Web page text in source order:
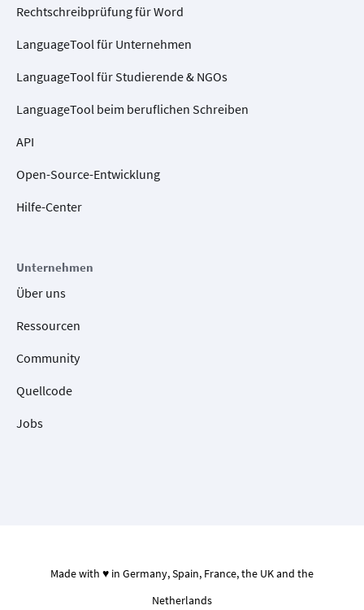
Rechtschreibprüfung für Word
LanguageTool für Unternehmen
LanguageTool für Studierende & NGOs
LanguageTool beim beruflichen Schreiben
API
Open-Source-Entwicklung
Hilfe-Center
Unternehmen
Über uns
Ressourcen
Community
Quellcode
Jobs
Made with ♥ in Germany, Spain, France, the UK and the
Netherlands